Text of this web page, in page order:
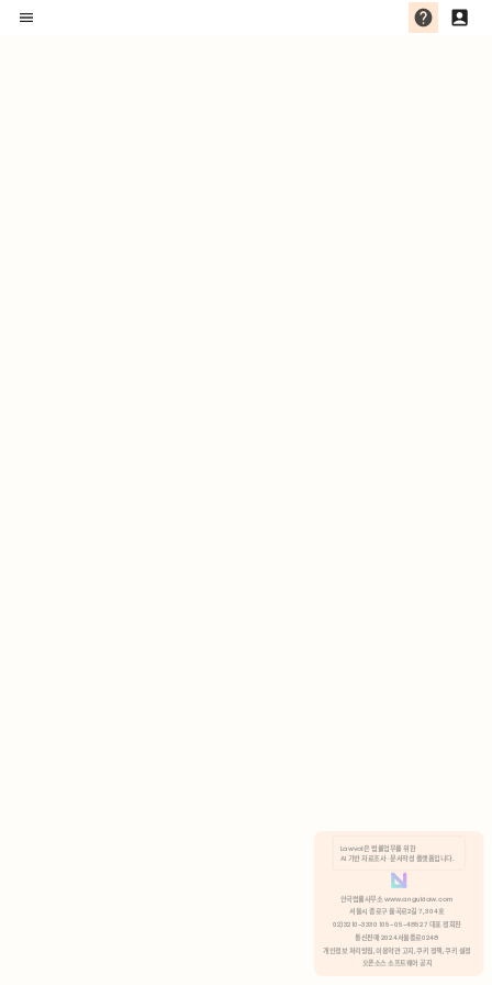
분석 쿠키 허용
Lawvot은 법률업무를 위한
AI 기반 자료조사 · 문서작성 플랫폼입니다.
안국법률사무소 www.anguklaw.com
서울시 종로구 율곡로2길 7, 304호
02)3210-3330 105-05-48527 대표 정희찬
통신판매 2024서울종로0248
개인정보 처리방침, 이용약관 고지, 쿠키 정책, 쿠키 설정
오픈소스 소프트웨어 공지